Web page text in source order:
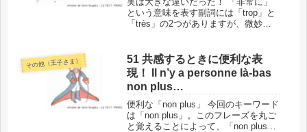
という意味を表す副詞には「trop」と
「très」の2つがありますが、微妙な
みたいと思います。先に結論を言って
しまうと、「trop」を使う...
その他（王子さま）
51 共感するときに便利な表
現！ Il n’y a personne là-bas
non plus…
便利な「non plus」 今回のキーワード
は「non plus」。このフレーズを丸ご
と覚えることによって、「non plus」